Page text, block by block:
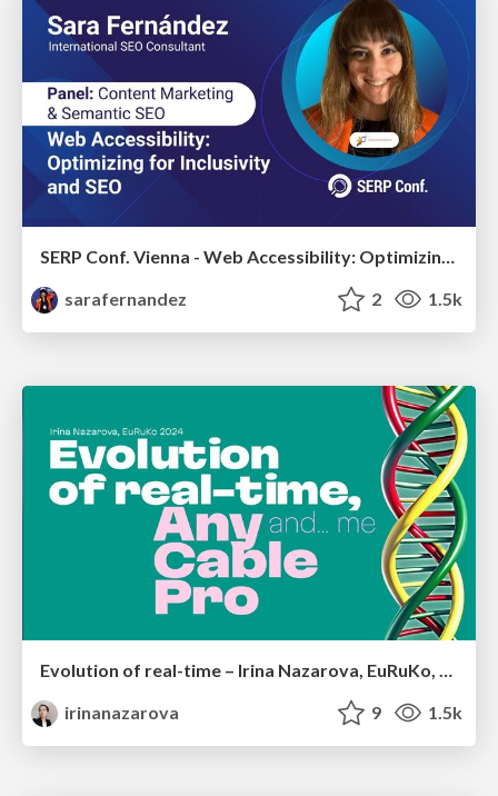
SERP Conf. Vienna - Web Accessibility: Optimizing for Inclusivity and SEO
sarafernandez
2 1.5k
Evolution of real-time – Irina Nazarova, EuRuKo, 2024
irinanazarova
9 1.5k